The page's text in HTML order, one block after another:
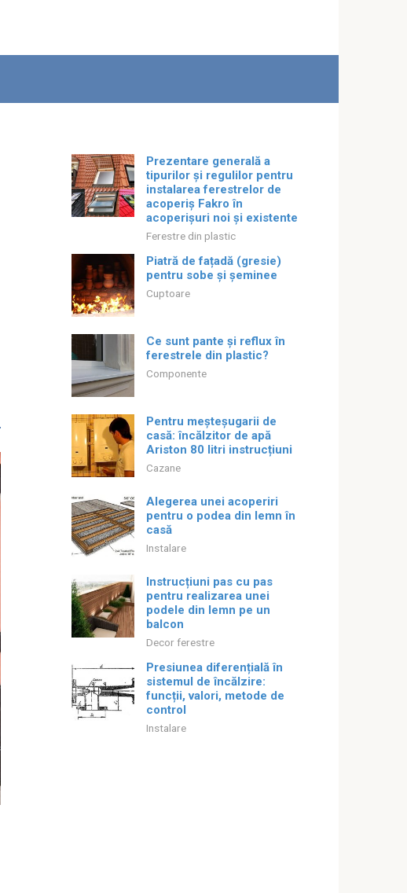
Prezentare generală a
tipurilor și regulilor pentru
instalarea ferestrelor de
acoperiș Fakro în
acoperișuri noi și existente
Ferestre din plastic
Piatră de fațadă (gresie)
pentru sobe și șeminee
Cuptoare
Ce sunt pante și reflux în
ferestrele din plastic?
Componente
Pentru meșteșugarii de
casă: încălzitor de apă
Ariston 80 litri instrucțiuni
Cazane
Alegerea unei acoperiri
pentru o podea din lemn în
casă
Instalare
Instrucțiuni pas cu pas
pentru realizarea unei
podele din lemn pe un
balcon
Decor ferestre
Presiunea diferențială în
sistemul de încălzire:
funcții, valori, metode de
control
Instalare